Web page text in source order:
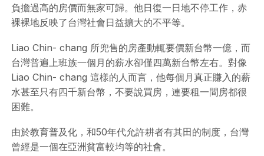
負擔過高的房價而無家可歸。他日復一日地不停工作，赤
裸裸地反映了台灣社會日益擴大的不平等。
Liao Chin- chang 所兜售的房產動輒要價新台幣一億，而
台灣普遍上班族一個月的薪水卻僅四萬新台幣左右。對像
Liao Chin- chang 這樣的人而言，他每個月真正賺入的薪
水甚至只有四千新台幣，不要說買房，連要租一間房都很
困難。
由於教育普及化，和50年代允許耕者有其田的制度，台灣
曾經是一個在亞洲貧富較均等的社會。